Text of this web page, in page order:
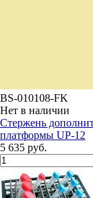
BS-010108-FK
Нет в наличии
Стержень
платформы UP-12
5 635 руб.